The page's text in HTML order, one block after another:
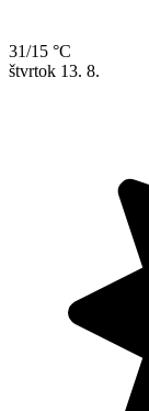
31/15 °C
štvrtok 13. 8.